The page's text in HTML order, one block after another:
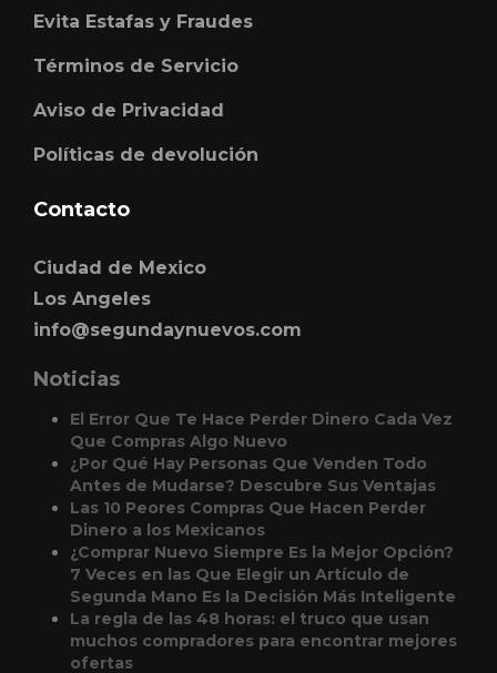
Evita Estafas y Fraudes
Términos de Servicio
Aviso de Privacidad
Políticas de devolución
Contacto
Ciudad de Mexico
Los Angeles
info@segundaynuevos.com
Noticias
El Error Que Te Hace Perder Dinero Cada Vez
Que Compras Algo Nuevo
¿Por Qué Hay Personas Que Venden Todo
Antes de Mudarse? Descubre Sus Ventajas
Las 10 Peores Compras Que Hacen Perder
Dinero a los Mexicanos
¿Comprar Nuevo Siempre Es la Mejor Opción?
7 Veces en las Que Elegir un Artículo de
Segunda Mano Es la Decisión Más Inteligente
La regla de las 48 horas: el truco que usan
muchos compradores para encontrar mejores
ofertas